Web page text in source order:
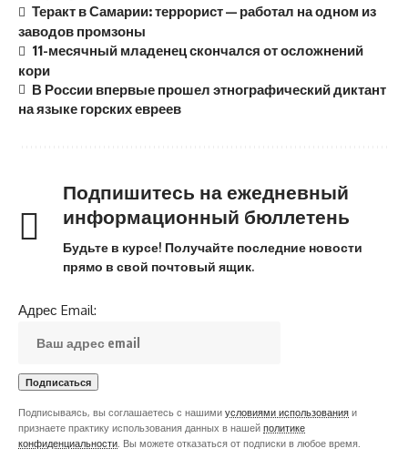
Теракт в Самарии: террорист — работал на одном из
заводов промзоны
11-месячный младенец скончался от осложнений
кори
В России впервые прошел этнографический диктант
на языке горских евреев
Подпишитесь на ежедневный
информационный бюллетень
Будьте в курсе! Получайте последние новости
прямо в свой почтовый ящик.
Адрес Email:
Подписываясь, вы соглашаетесь с нашими условиями использования и
признаете практику использования данных в нашей политике
конфиденциальности . Вы можете отказаться от подписки в любое время.